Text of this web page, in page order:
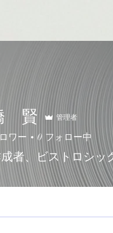
賢 管理者
ワー 0 フォロー中
者、ビストロシッ
家族メンバー +4